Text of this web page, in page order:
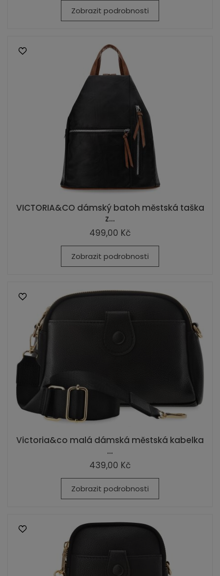
Zobrazit podrobnosti
VICTORIA&CO dámský batoh městská taška
z...
499,00 Kč
Zobrazit podrobnosti
Victoria&co malá dámská městská kabelka
...
439,00 Kč
Zobrazit podrobnosti